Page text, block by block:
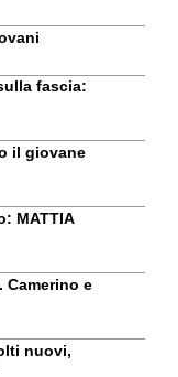
fascia:
il giovane
MATTIA
Camerino e
nuovi,